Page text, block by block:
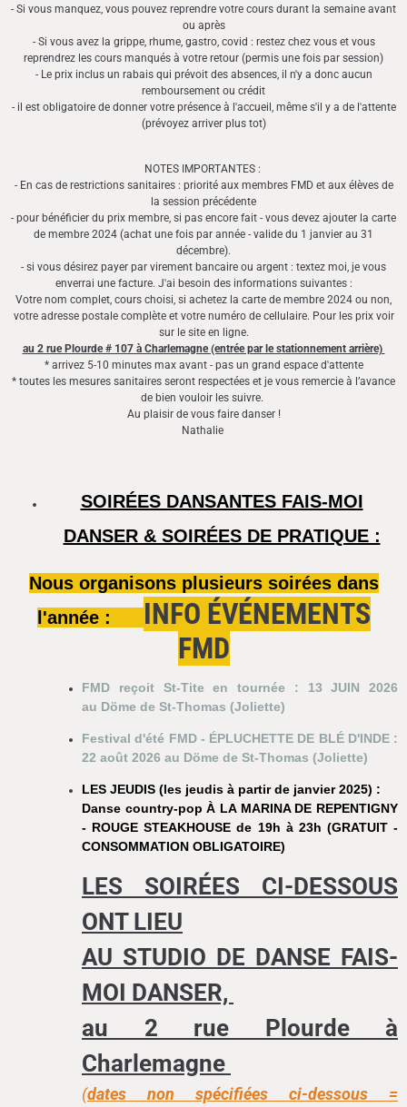
- Si vous manquez, vous pouvez reprendre votre cours durant la semaine avant
ou après
- Si vous avez la grippe, rhume, gastro, covid : restez chez vous et vous
reprendrez les cours manqués à votre retour (permis une fois par session)
- Le prix inclus un rabais qui prévoit des absences, il n'y a donc aucun
remboursement ou crédit
- il est obligatoire de donner votre présence à l'accueil, même s'il y a de l'attente
(prévoyez arriver plus tot)
NOTES IMPORTANTES :
- En cas de restrictions sanitaires : priorité aux membres FMD et aux élèves de
la session précédente
- pour bénéficier du prix membre, si pas encore fait - vous devez ajouter la carte
de membre 2024 (achat une fois par année - valide du 1 janvier au 31
décembre).
- si vous désirez payer par virement bancaire ou argent : textez moi, je vous
enverrai une facture. J'ai besoin des informations suivantes :
Votre nom complet, cours choisi, si achetez la carte de membre 2024 ou non,
votre adresse postale complète et votre numéro de cellulaire. Pour les prix voir
sur le site en ligne.
au 2 rue Plourde # 107 à Charlemagne (entrée par le stationnement arrière)
* arrivez 5-10 minutes max avant - pas un grand espace d'attente
* toutes les mesures sanitaires seront respectées et je vous remercie à l’avance
de bien vouloir les suivre.
Au plaisir de vous faire danser !
Nathalie
SOIRÉES DANSANTES FAIS-MOI
DANSER & SOIRÉES DE PRATIQUE :
Nous organisons plusieurs soirées dans
l'année : INFO ÉVÉNEMENTS
FMD
FMD reçoit St-Tite en tournée : 13 JUIN 2026
au Döme de St-Thomas (Joliette)
Festival d'été FMD - ÉPLUCHETTE DE BLÉ D'INDE :
22 août 2026 au Döme de St-Thomas (Joliette)
LES JEUDIS (les jeudis à partir de janvier 2025) :
Danse country-pop À LA MARINA DE REPENTIGNY
- ROUGE STEAKHOUSE de 19h à 23h (GRATUIT -
CONSOMMATION OBLIGATOIRE)
LES SOIRÉES CI-DESSOUS
ONT LIEU
AU STUDIO DE DANSE FAIS-
MOI DANSER,
au 2 rue Plourde à
Charlemagne
(dates non spécifiées ci-dessous =